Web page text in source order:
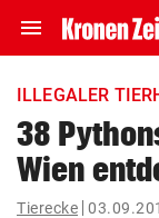
menu Navigation
ein-/
account_circle Anmelden
ILLEGALER
38
Wien
Tierecke